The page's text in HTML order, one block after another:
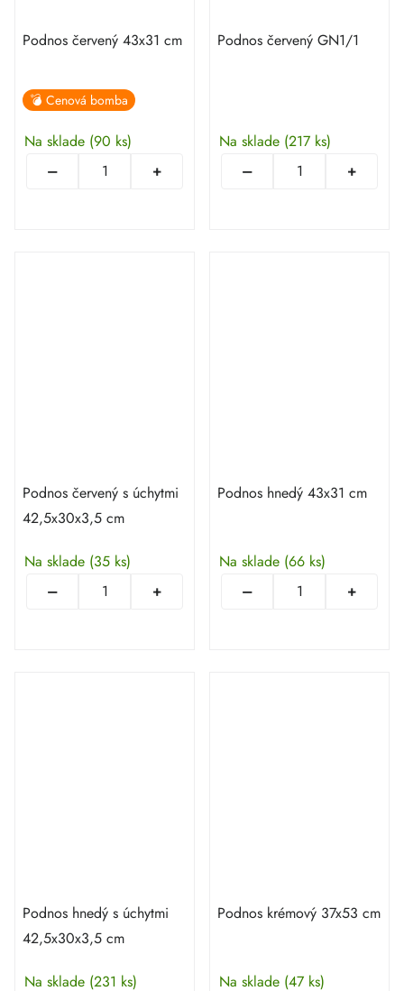
Podnos červený 43x31 cm
💣 Cenová bomba
Na sklade (90 ks)
Podnos červený GN1/1
Na sklade (217 ks)
Podnos červený s úchytmi
42,5x30x3,5 cm
Na sklade (35 ks)
Podnos hnedý 43x31 cm
Na sklade (66 ks)
Podnos hnedý s úchytmi
42,5x30x3,5 cm
Na sklade (231 ks)
Podnos krémový 37x53 cm
Na sklade (47 ks)